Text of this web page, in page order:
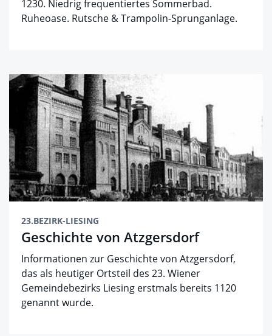
1230. Niedrig frequentiertes Sommerbad.
Ruheoase. Rutsche & Trampolin-Sprunganlage.
23.BEZIRK-LIESING
Geschichte von Atzgersdorf
Informationen zur Geschichte von Atzgersdorf,
das als heutiger Ortsteil des 23. Wiener
Gemeindebezirks Liesing erstmals bereits 1120
genannt wurde.